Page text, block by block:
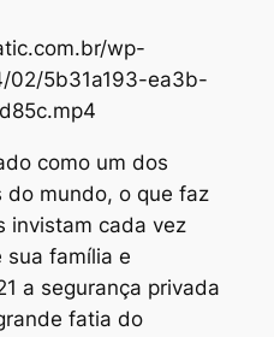
wp-
02/5b31a193-ea3b-
como um dos
do mundo, o que faz
invistam cada vez
sua família e
a segurança privada
fatia do